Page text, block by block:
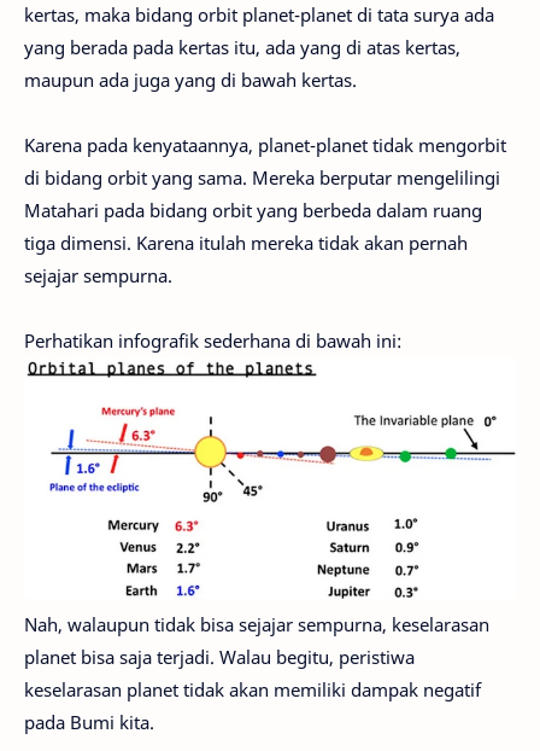
kertas, maka bidang orbit planet-planet di tata surya ada
yang berada pada kertas itu, ada yang di atas kertas,
maupun ada juga yang di bawah kertas.
Karena pada kenyataannya, planet-planet tidak mengorbit
di bidang orbit yang sama. Mereka berputar mengelilingi
Matahari pada bidang orbit yang berbeda dalam ruang
tiga dimensi. Karena itulah mereka tidak akan pernah
sejajar sempurna.
Perhatikan infografik sederhana di bawah ini:
Nah, walaupun tidak bisa sejajar sempurna, keselarasan
planet bisa saja terjadi. Walau begitu, peristiwa
keselarasan planet tidak akan memiliki dampak negatif
pada Bumi kita.